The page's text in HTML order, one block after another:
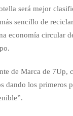
será mejor
sencillo de
economía circular
de Marca de 7Up,
dando los primeros